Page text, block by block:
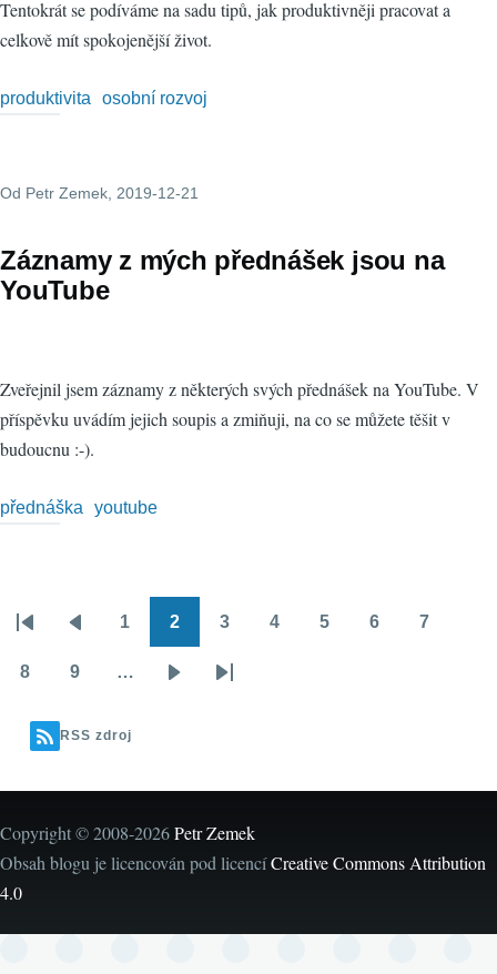
Tentokrát se podíváme na sadu tipů, jak produktivněji pracovat a
celkově mít spokojenější život.
produktivita osobní rozvoj
Od Petr Zemek, 2019-12-21
Záznamy z mých přednášek jsou na
YouTube
Zveřejnil jsem záznamy z některých svých přednášek na YouTube. V
příspěvku uvádím jejich soupis a zmiňuji, na co se můžete těšit v
budoucnu :-).
přednáška youtube
Pagination
First
page
Předchozí
stránka
1 2 3 4 5 6 7
8 9 …
NásledujícíPoslední
RSS zdroj
Copyright © 2008-2026Petr Zemek
Obsah blogu je licencován pod licencíCreative Commons Attribution
4.0